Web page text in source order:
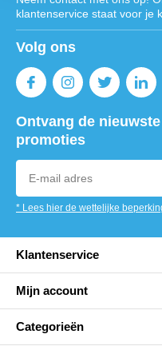
klantenservice staat voor je
Volg ons
Ontvang de
promoties
* Lees hier de wettelijke
Klantenservice
Mijn account
Categorieën